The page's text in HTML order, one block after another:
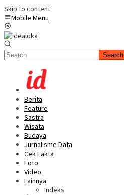
Skip to content
Mobile Menu
Search
Berita
Feature
Sastra
Wisata
Budaya
Jurnalisme Data
Cek Fakta
Foto
Video
Lainnya
Indeks